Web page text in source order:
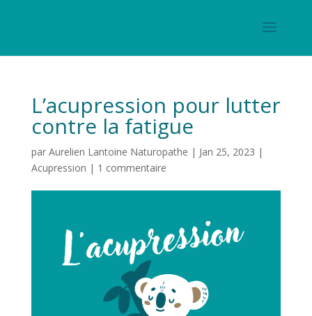
L’acupression pour lutter
contre la fatigue
par Aurelien Lantoine Naturopathe | Jan 25, 2023 |
Acupression | 1 commentaire